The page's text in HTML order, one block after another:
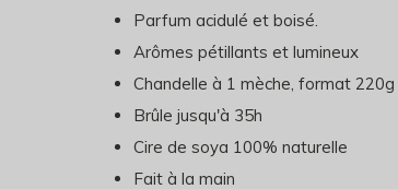
Parfum acidulé et boisé.
Arômes pétillants et lumineux
Chandelle à 1 mèche, format 220g
Brûle jusqu'à 35h
Cire de soya 100% naturelle
Fait à la main